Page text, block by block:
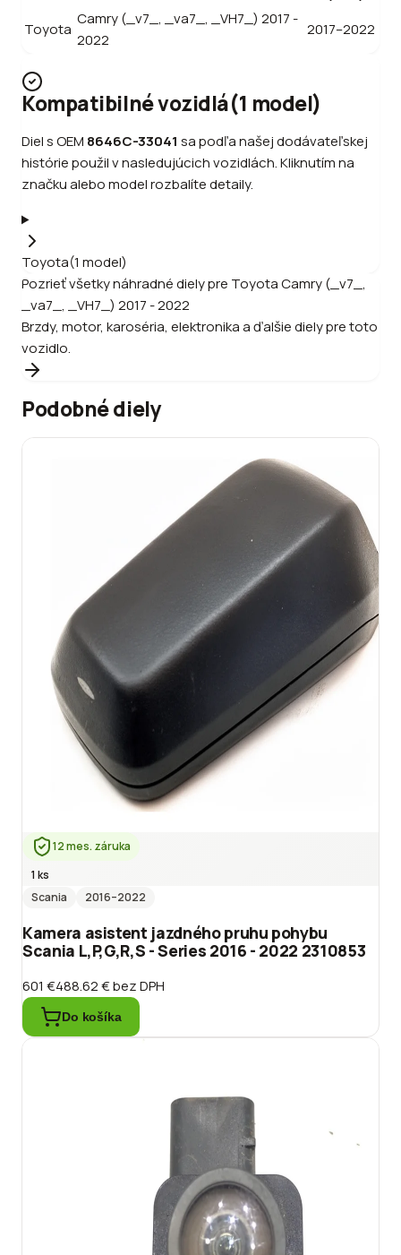
Toyota
Camry (_v7_, _va7_, _VH7_) 2017 -
2022
2017–2022
Kompatibilné vozidlá(1 model)
Diel s OEM 8646C-33041 sa podľa našej dodávateľskej
histórie použil v nasledujúcich vozidlách. Kliknutím na
značku alebo model rozbalíte detaily.
Toyota(1 model)
Pozrieť všetky náhradné diely pre ToyotaCamry (_v7_,
_va7_, _VH7_) 2017 - 2022
Brzdy, motor, karoséria, elektronika a ďalšie diely pre toto
vozidlo.
Podobné diely
12 mes. záruka
1 ks
Scania
2016–2022
Kamera asistent jazdného pruhu pohybu
Scania L,P,G,R,S - Series 2016 - 2022 2310853
601 €488.62 €bez DPH
Do košíka